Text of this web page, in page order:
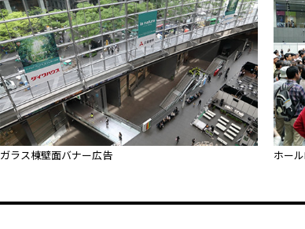
ガラス棟壁面バナー広告 ホー